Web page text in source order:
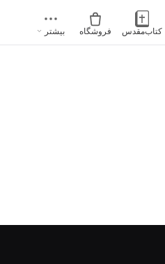
کتاب‌مقدس فروشگاه بیشتر